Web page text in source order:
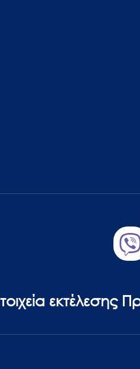
εκτέλεσης